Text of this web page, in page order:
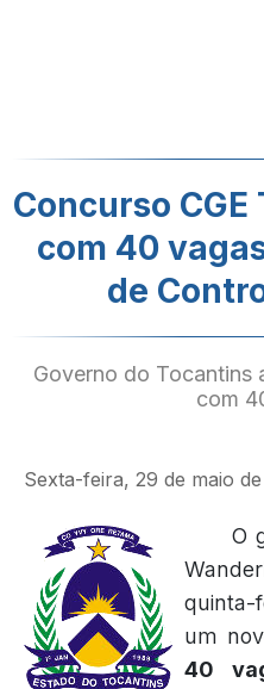
Concurso
com 40
de
Governo do Tocantins
com
Sexta-feira, 29 de maio
O
um
40